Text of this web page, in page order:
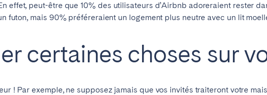
effet, peut-être que 10% des utilisateurs d’Airbnb adoreraient rester
futon, mais 90% préféreraient un logement plus neutre avec un lit
certaines choses sur
! Par exemple, ne supposez jamais que vos invités traiteront votre